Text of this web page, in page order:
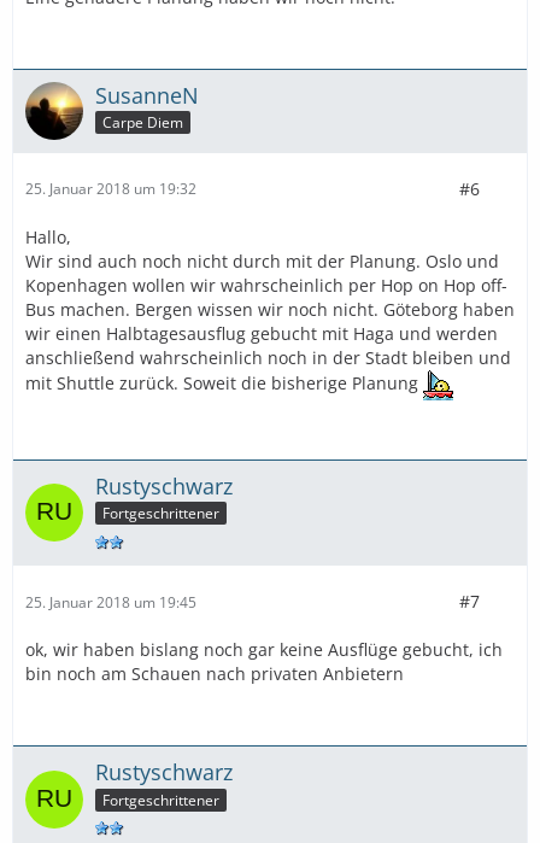
SusanneN
Carpe Diem
25. Januar 2018 um 19:32 #6
Hallo,
Wir sind auch noch nicht durch mit der Planung. Oslo und
Kopenhagen wollen wir wahrscheinlich per Hop on Hop off-
Bus machen. Bergen wissen wir noch nicht. Göteborg haben
wir einen Halbtagesausflug gebucht mit Haga und werden
anschließend wahrscheinlich noch in der Stadt bleiben und
mit Shuttle zurück. Soweit die bisherige Planung
Rustyschwarz
Fortgeschrittener
25. Januar 2018 um 19:45 #7
ok, wir haben bislang noch gar keine Ausflüge gebucht, ich
bin noch am Schauen nach privaten Anbietern
Rustyschwarz
Fortgeschrittener